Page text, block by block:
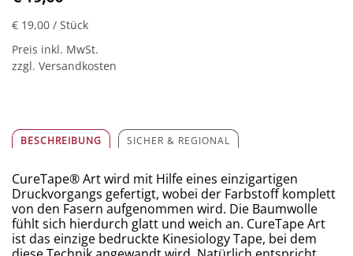
€ 19,00 / Stück
Preis inkl. MwSt.
zzgl. Versandkosten
BESCHREIBUNG SICHER & REGIONAL
CureTape® Art wird mit Hilfe eines einzigartigen
Druckvorgangs gefertigt, wobei der Farbstoff komplett
von den Fasern aufgenommen wird. Die Baumwolle
fühlt sich hierdurch glatt und weich an. CureTape Art
ist das einzige bedruckte Kinesiology Tape, bei dem